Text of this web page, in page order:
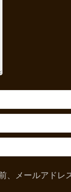
メールアドレ